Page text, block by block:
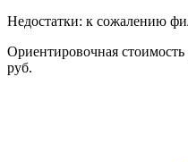
Недостатки: к сожалению
Ориентировочная стоимость
руб.